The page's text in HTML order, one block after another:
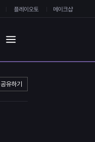
플레이오토 메이크샵
공유하기